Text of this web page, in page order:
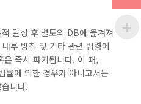
달성 후 별도의 DB에 옮겨져
부 방침 및 기타 관련 법령에
은 즉시 파기됩니다. 이 때,
률에 의한 경우가 아니고서는
니다.